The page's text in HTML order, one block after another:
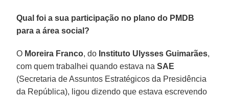
Qual foi a sua participação no plano do PMDB
para a área social?
O Moreira Franco, do Instituto Ulysses Guimarães,
com quem trabalhei quando estava naSAE
(Secretaria de Assuntos Estratégicos da Presidência
da República), ligou dizendo que estava escrevendo